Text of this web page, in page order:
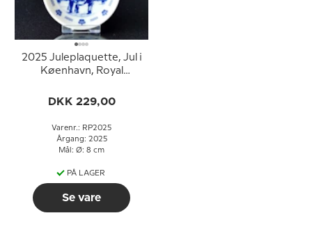
2025 Juleplaquette, Jul i
Køenhavn, Royal
DKK 229,00
Varenr.: RP2025
Årgang: 2025
Mål: Ø: 8 cm
PÅ LAGER
Se vare